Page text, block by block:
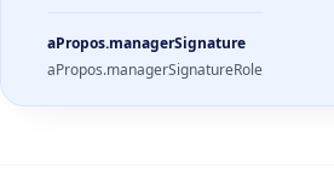
aPropos.managerSignature
aPropos.managerSignatureRole